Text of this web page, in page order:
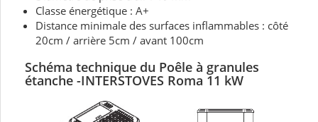
Classe énergétique : A+
Distance minimale des surfaces inflammables : côté
20cm / arrière 5cm / avant 100cm
Schéma technique du Poêle à granules
étanche -INTERSTOVES Roma 11 kW